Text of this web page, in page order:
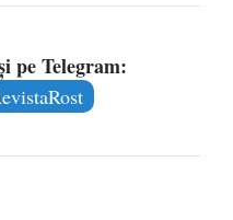
pe Telegram: